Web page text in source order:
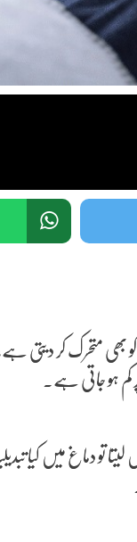
متحرک کر دیتی ہے،
کم ہو جاتی ہے۔
دماغ میں کیا